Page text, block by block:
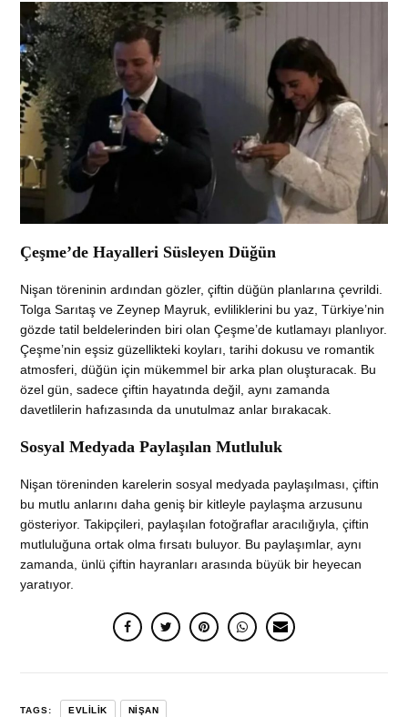
Çeşme’de Hayalleri Süsleyen Düğün
Nişan töreninin ardından gözler, çiftin düğün planlarına çevrildi.
Tolga Sarıtaş ve Zeynep Mayruk, evliliklerini bu yaz, Türkiye’nin
gözde tatil beldelerinden biri olan Çeşme’de kutlamayı planlıyor.
Çeşme’nin eşsiz güzellikteki koyları, tarihi dokusu ve romantik
atmosferi, düğün için mükemmel bir arka plan oluşturacak. Bu
özel gün, sadece çiftin hayatında değil, aynı zamanda
davetlilerin hafızasında da unutulmaz anlar bırakacak.
Sosyal Medyada Paylaşılan Mutluluk
Nişan töreninden karelerin sosyal medyada paylaşılması, çiftin
bu mutlu anlarını daha geniş bir kitleyle paylaşma arzusunu
gösteriyor. Takipçileri, paylaşılan fotoğraflar aracılığıyla, çiftin
mutluluğuna ortak olma fırsatı buluyor. Bu paylaşımlar, aynı
zamanda, ünlü çiftin hayranları arasında büyük bir heyecan
yaratıyor.
TAGS: EVLILIK NIŞAN